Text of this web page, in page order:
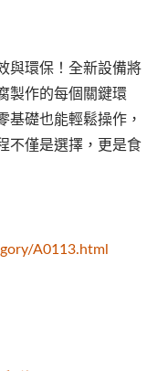
與環保！全新設備將
製作的每個關鍵環
基礎也能輕鬆操作，
不僅是選擇，更是食
A0113.html